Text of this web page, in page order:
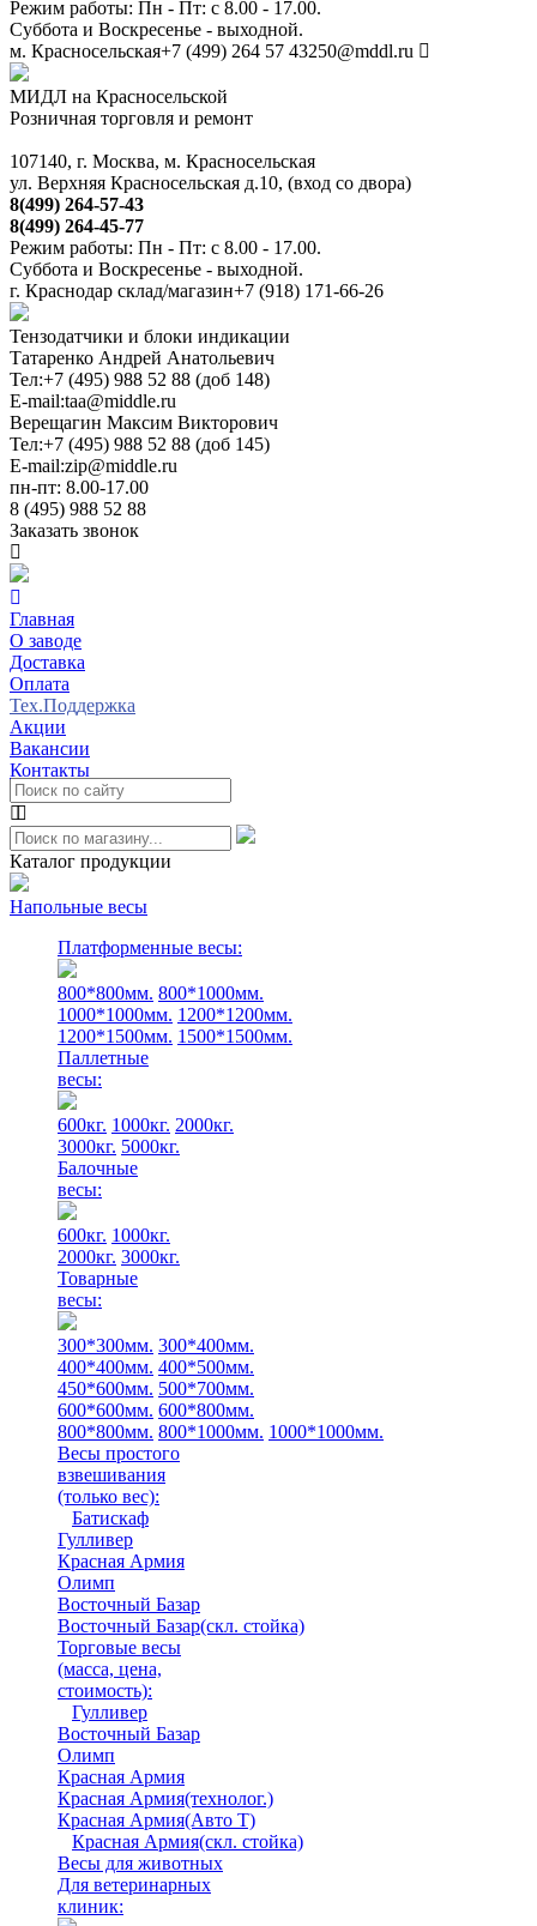
Режим работы: Пн - Пт: с 8.00 - 17.00.
Суббота и Воскресенье - выходной.
м. Красносельская+7 (499) 264 57 43250@mddl.ru
МИДЛ на Красносельской
Розничная торговля и ремонт
107140, г. Москва, м. Красносельская
ул. Верхняя Красносельская д.10, (вход со двора)
8(499) 264-57-43
8(499) 264-45-77
Режим работы: Пн - Пт: с 8.00 - 17.00.
Суббота и Воскресенье - выходной.
г. Краснодар склад/магазин+7 (918) 171-66-26
Тензодатчики и блоки индикации
Татаренко Андрей Анатольевич
Тел:+7 (495) 988 52 88 (доб 148)
E-mail:taa@middle.ru
Верещагин Максим Викторович
Тел:+7 (495) 988 52 88 (доб 145)
E-mail:zip@middle.ru
пн-пт: 8.00-17.00
8 (495) 988 52 88
Заказать звонок
Главная
О заводе
Доставка
Оплата
Тех.Поддержка
Акции
Вакансии
Контакты
Каталог продукции
Напольные весы
Платформенные весы:
800*800мм. 800*1000мм.
1000*1000мм. 1200*1200мм.
1200*1500мм. 1500*1500мм.
Паллетные
весы:
600кг. 1000кг. 2000кг.
3000кг. 5000кг.
Балочные
весы:
600кг. 1000кг.
2000кг. 3000кг.
Товарные
весы:
300*300мм. 300*400мм.
400*400мм. 400*500мм.
450*600мм. 500*700мм.
600*600мм. 600*800мм.
800*800мм. 800*1000мм. 1000*1000мм.
Весы простого
взвешивания
(только вес):
Батискаф
Гулливер
Красная Армия
Олимп
Восточный Базар
Восточный Базар(скл. стойка)
Торговые весы
(масса, цена,
стоимость):
Гулливер
Восточный Базар
Олимп
Красная Армия
Красная Армия(технолог.)
Красная Армия(Авто Т)
Красная Армия(скл. стойка)
Весы для животных
Для ветеринарных
клиник: